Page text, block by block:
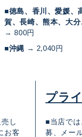
■徳島、香川、愛媛、
賀、長崎、熊本、大
→ 800円
■沖縄 → 2,040円
し
お客
プラ
■当店で
募、メー